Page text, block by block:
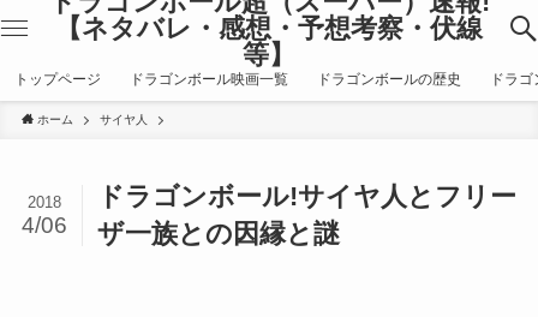
【ネタバレ・感想・予想考察・伏線
等】
トップページ ドラゴンボール映画一覧 ドラゴンボールの歴史 ドラ
ホーム サイヤ人
ドラゴンボール!サイヤ人とフリー
ザ一族との因縁と謎
2018
4/06